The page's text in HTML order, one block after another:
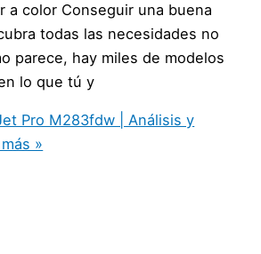
a color Conseguir una buena
todas las necesidades no
parece, hay miles de modelos
lo que tú y
Pro M283fdw | Análisis y
»